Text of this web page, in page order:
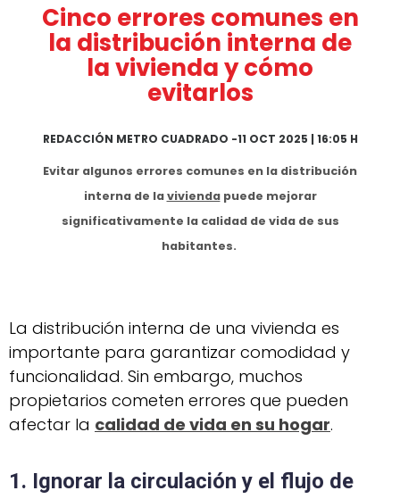
Cinco errores comunes en
la distribución interna de
la vivienda y cómo
evitarlos
REDACCIÓN METRO CUADRADO -11 OCT 2025 | 16:05 H
Evitar algunos errores comunes en la distribución
interna de laviviendapuede mejorar
significativamente la calidad de vida de sus
habitantes.
La distribución interna de una vivienda es
importante para garantizar comodidad y
funcionalidad. Sin embargo, muchos
propietarios cometen errores que pueden
afectar la calidad de vida en su hogar.
1. Ignorar la circulación y el flujo de